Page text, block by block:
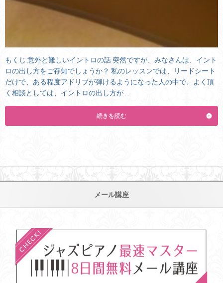
もくじ 意外と難しいイントロの話 突然ですが、みなさんは、イント
ロの出し方をご存知でしょうか？ 私のレッスンでは、リードシート
だけで、ある程度アドリブが弾けるようになった人の中で、よく頂
く相談としては、イントロの出し方が …
続きを読む
メール講座